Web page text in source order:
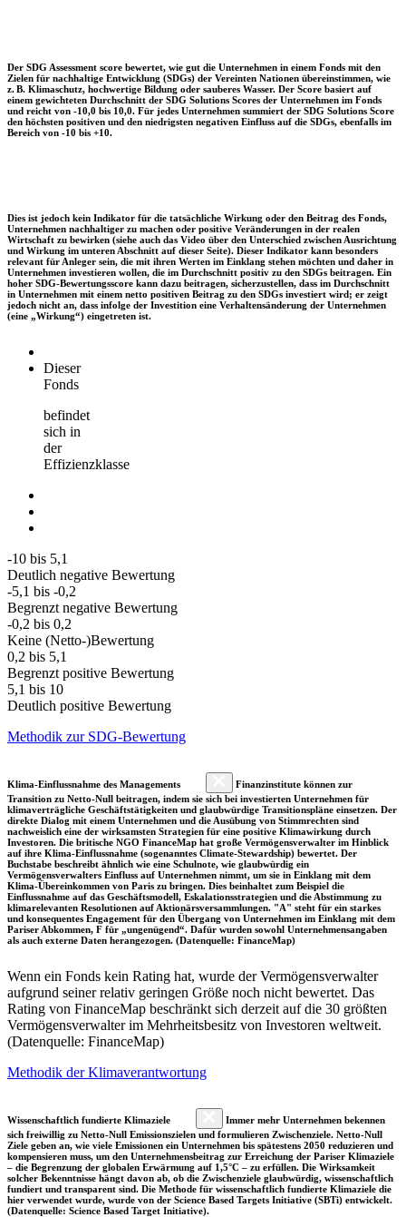
Der SDG Assessment score bewertet, wie gut die Unternehmen in einem Fonds mit den
Zielen für nachhaltige Entwicklung (SDGs) der Vereinten Nationen übereinstimmen, wie
z. B. Klimaschutz, hochwertige Bildung oder sauberes Wasser. Der Score basiert auf
einem gewichteten Durchschnitt der SDG Solutions Scores der Unternehmen im Fonds
und reicht von -10,0 bis 10,0. Für jedes Unternehmen summiert der SDG Solutions Score
den höchsten positiven und den niedrigsten negativen Einfluss auf die SDGs, ebenfalls im
Bereich von -10 bis +10.
Dies ist jedoch kein Indikator für die tatsächliche Wirkung oder den Beitrag des Fonds,
Unternehmen nachhaltiger zu machen oder positive Veränderungen in der realen
Wirtschaft zu bewirken (siehe auch das Video über den Unterschied zwischen Ausrichtung
und Wirkung im unteren Abschnitt auf dieser Seite). Dieser Indikator kann besonders
relevant für Anleger sein, die mit ihren Werten im Einklang stehen möchten und daher in
Unternehmen investieren wollen, die im Durchschnitt positiv zu den SDGs beitragen. Ein
hoher SDG-Bewertungsscore kann dazu beitragen, sicherzustellen, dass im Durchschnitt
in Unternehmen mit einem netto positiven Beitrag zu den SDGs investiert wird; er zeigt
jedoch nicht an, dass infolge der Investition eine Verhaltensänderung der Unternehmen
(eine „Wirkung“) eingetreten ist.
Dieser
Fonds
befindet
sich in
der
Effizienzklasse
-10 bis 5,1
Deutlich negative Bewertung
-5,1 bis -0,2
Begrenzt negative Bewertung
-0,2 bis 0,2
Keine (Netto-)Bewertung
0,2 bis 5,1
Begrenzt positive Bewertung
5,1 bis 10
Deutlich positive Bewertung
Methodik zur SDG-Bewertung
Klima-Einflussnahme des Managements
Finanzinstitute können zur
Transition zu Netto-Null beitragen, indem sie sich bei investierten Unternehmen für
klimaverträgliche Geschäftstätigkeiten und glaubwürdige Transitionspläne einsetzen. Der
direkte Dialog mit einem Unternehmen und die Ausübung von Stimmrechten sind
nachweislich eine der wirksamsten Strategien für eine positive Klimawirkung durch
Investoren. Die britische NGO FinanceMap hat große Vermögensverwalter im Hinblick
auf ihre Klima-Einflussnahme (sogenanntes Climate-Stewardship) bewertet. Der
Buchstabe beschreibt ähnlich wie eine Schulnote, wie glaubwürdig ein
Vermögensverwalters Einfluss auf Unternehmen nimmt, um sie in Einklang mit dem
Klima-Übereinkommen von Paris zu bringen. Dies beinhaltet zum Beispiel die
Einflussnahme auf das Geschäftsmodell, Eskalationsstrategien und die Abstimmung zu
klimarelevanten Resolutionen auf Aktionärsversammlungen. "A" steht für ein starkes
und konsequentes Engagement für den Übergang von Unternehmen im Einklang mit dem
Pariser Abkommen, F für „ungenügend“. Dafür wurden sowohl Unternehmensangaben
als auch externe Daten herangezogen. (Datenquelle: FinanceMap)
Wenn ein Fonds kein Rating hat, wurde der Vermögensverwalter
aufgrund seiner relativ geringen Größe noch nicht bewertet. Das
Rating von FinanceMap beschränkt sich derzeit auf die 30 größten
Vermögensverwalter im Mehrheitsbesitz von Investoren weltweit.
(Datenquelle: FinanceMap)
Methodik der Klimaverantwortung
Wissenschaftlich fundierte Klimaziele
Immer mehr Unternehmen bekennen
sich freiwillig zu Netto-Null Emissionszielen und formulieren Zwischenziele. Netto-Null
Ziele geben an, wie viele Emissionen ein Unternehmen bis spätestens 2050 reduzieren und
kompensieren muss, um den Unternehmensbeitrag zur Erreichung der Pariser Klimaziele
– die Begrenzung der globalen Erwärmung auf 1,5°C – zu erfüllen. Die Wirksamkeit
solcher Bekenntnisse hängt davon ab, ob die Zwischenziele glaubwürdig, wissenschaftlich
fundiert und transparent sind. Die Methode für wissenschaftlich fundierte Klimaziele die
hier verwendet wurde, wurde von der Science Based Targets Initiative (SBTi) entwickelt.
(Datenquelle: Science Based Target Initiative).